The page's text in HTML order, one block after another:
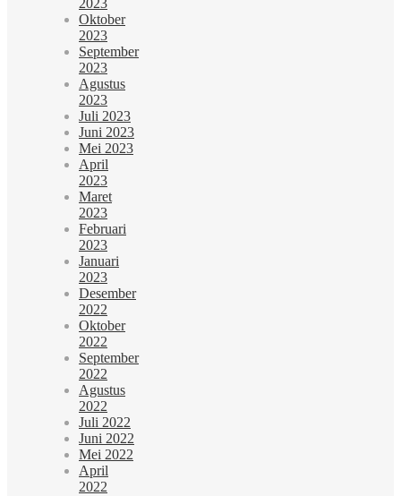
Oktober
2023
September
2023
Agustus
2023
Juli 2023
Juni 2023
Mei 2023
April
2023
Maret
2023
Februari
2023
Januari
2023
Desember
2022
Oktober
2022
September
2022
Agustus
2022
Juli 2022
Juni 2022
Mei 2022
April
2022